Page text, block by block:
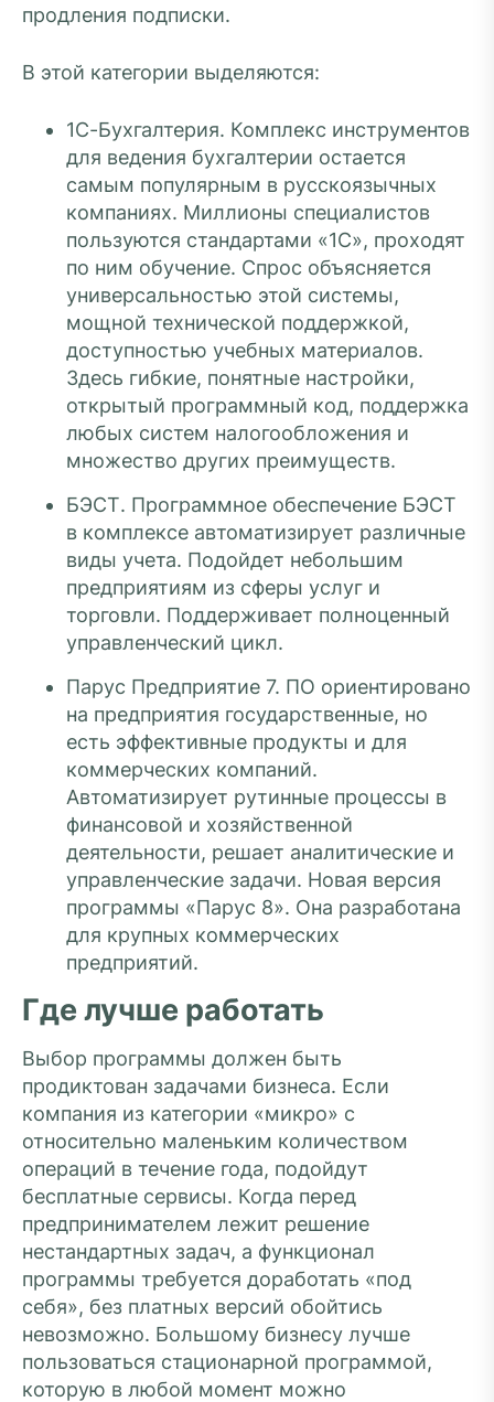
продления подписки.
В этой категории выделяются:
1С-Бухгалтерия. Комплекс инструментов
для ведения бухгалтерии остается
самым популярным в русскоязычных
компаниях. Миллионы специалистов
пользуются стандартами «1С», проходят
по ним обучение. Спрос объясняется
универсальностью этой системы,
мощной технической поддержкой,
доступностью учебных материалов.
Здесь гибкие, понятные настройки,
открытый программный код, поддержка
любых систем налогообложения и
множество других преимуществ.
БЭСТ. Программное обеспечение БЭСТ
в комплексе автоматизирует различные
виды учета. Подойдет небольшим
предприятиям из сферы услуг и
торговли. Поддерживает полноценный
управленческий цикл.
Парус Предприятие 7. ПО ориентировано
на предприятия государственные, но
есть эффективные продукты и для
коммерческих компаний.
Автоматизирует рутинные процессы в
финансовой и хозяйственной
деятельности, решает аналитические и
управленческие задачи. Новая версия
программы «Парус 8». Она разработана
для крупных коммерческих
предприятий.
Где лучше работать
Выбор программы должен быть
продиктован задачами бизнеса. Если
компания из категории «микро» с
относительно маленьким количеством
операций в течение года, подойдут
бесплатные сервисы. Когда перед
предпринимателем лежит решение
нестандартных задач, а функционал
программы требуется доработать «под
себя», без платных версий обойтись
невозможно. Большому бизнесу лучше
пользоваться стационарной программой,
которую в любой момент можно